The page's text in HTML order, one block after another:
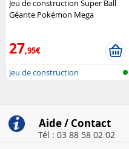
Jeu de construction Super Ball
Géante Pokémon Mega
27,95€
Jeu de construction
Aide / Contact
Tél : 03 88 58 02 02